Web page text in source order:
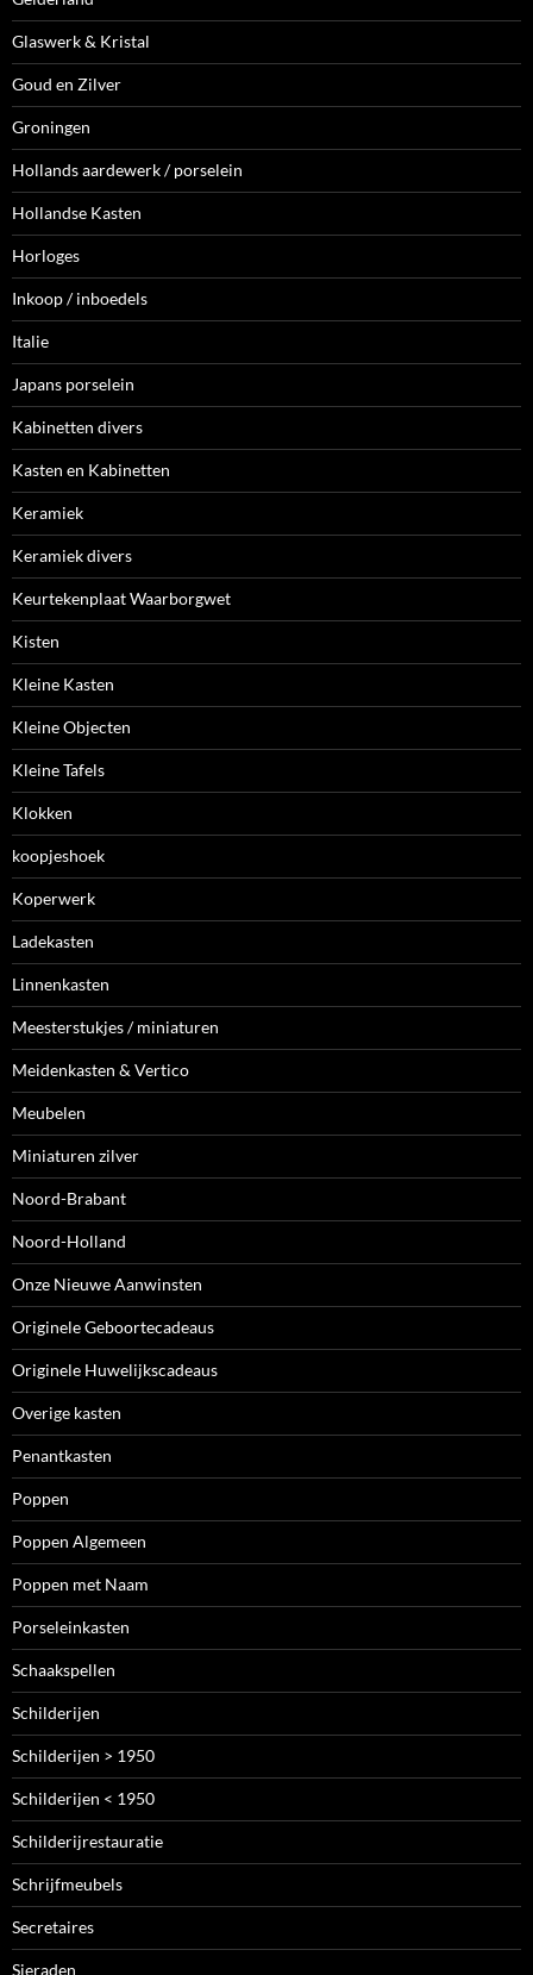
Glaswerk & Kristal
Goud en Zilver
Groningen
Hollands aardewerk / porselein
Hollandse Kasten
Horloges
Inkoop / inboedels
Italie
Japans porselein
Kabinetten divers
Kasten en Kabinetten
Keramiek
Keramiek divers
Keurtekenplaat Waarborgwet
Kisten
Kleine Kasten
Kleine Objecten
Kleine Tafels
Klokken
koopjeshoek
Koperwerk
Ladekasten
Linnenkasten
Meesterstukjes / miniaturen
Meidenkasten & Vertico
Meubelen
Miniaturen zilver
Noord-Brabant
Noord-Holland
Onze Nieuwe Aanwinsten
Originele Geboortecadeaus
Originele Huwelijkscadeaus
Overige kasten
Penantkasten
Poppen
Poppen Algemeen
Poppen met Naam
Porseleinkasten
Schaakspellen
Schilderijen
Schilderijen > 1950
Schilderijen < 1950
Schilderijrestauratie
Schrijfmeubels
Secretaires
Sieraden